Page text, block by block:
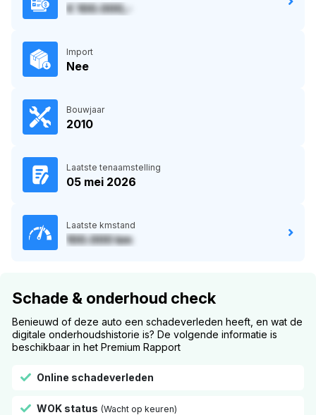
€ 100.000,-
Import
Nee
Bouwjaar
2010
Laatste tenaamstelling
05 mei 2026
Laatste kmstand
100.000 km
Schade & onderhoud check
Benieuwd of deze auto een schadeverleden heeft, en wat de
digitale onderhoudshistorie is? De volgende informatie is
beschikbaar in het Premium Rapport
Online schadeverleden
WOK status (Wacht op keuren)